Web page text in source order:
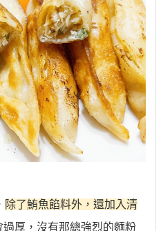
除了鮪魚餡料外，還加入清
過厚，沒有那總強烈的麵粉